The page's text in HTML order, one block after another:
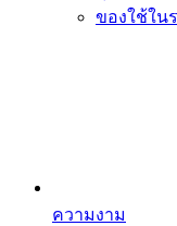
ของใช้ใน
ความงาม